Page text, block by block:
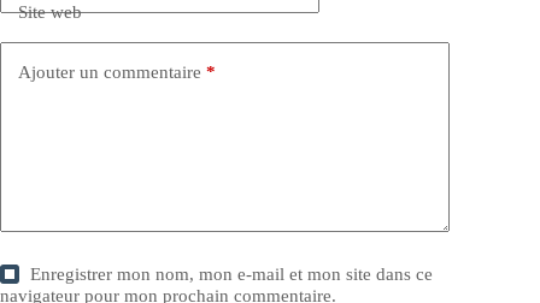
Site web
Ajouter un commentaire *
Enregistrer mon nom, mon e-mail et mon site dans ce
navigateur pour mon prochain commentaire.